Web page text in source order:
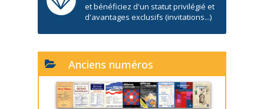
et bénéficiez d'un statut privilégié et
d'avantages exclusifs (invitations...)
Anciens numéros